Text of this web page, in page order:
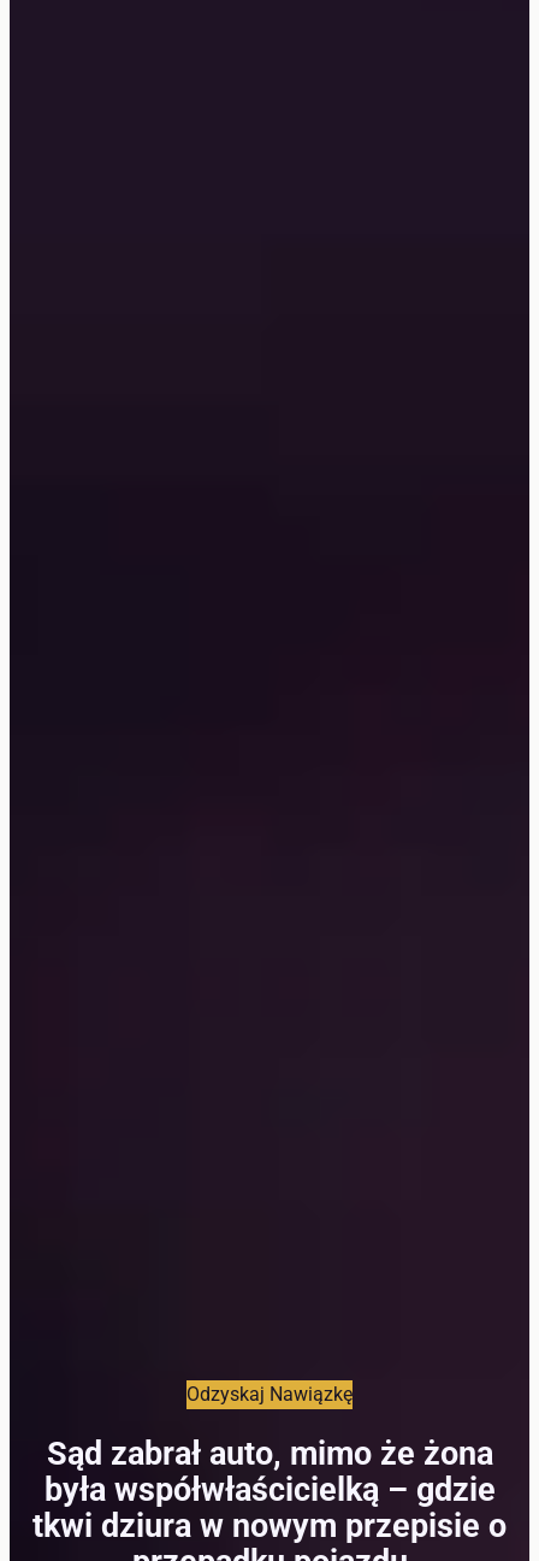
Odzyskaj Nawiązkę
Sąd zabrał auto, mimo że żona
była współwłaścicielką – gdzie
tkwi dziura w nowym przepisie o